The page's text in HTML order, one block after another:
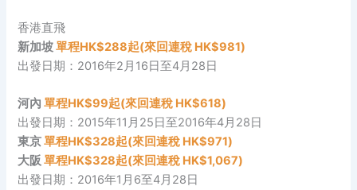
香港直飛
新加坡單程HK$288起(來回連稅 HK$981)
出發日期：2016年2月16日至4月28日
河內 單程HK$99起(來回連稅 HK$618)
出發日期：2015年11月25日至2016年4月28日
東京單程HK$328起(來回連稅 HK$971)
大阪 單程HK$328起(來回連稅 HK$1,067)
出發日期：2016年1月6至4月28日